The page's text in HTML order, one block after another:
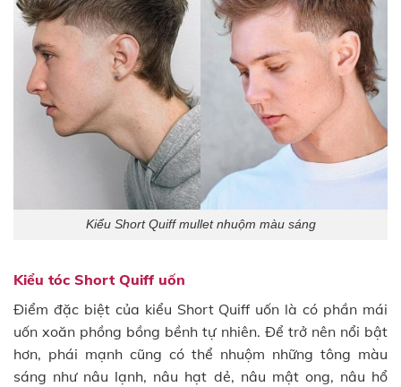
Kiểu Short Quiff mullet nhuộm màu sáng
Kiểu tóc Short Quiff uốn
Điểm đặc biệt của kiểu Short Quiff uốn là có phần mái
uốn xoăn phồng bồng bềnh tự nhiên. Để trở nên nổi bật
hơn, phái mạnh cũng có thể nhuộm những tông màu
sáng như nâu lạnh, nâu hạt dẻ, nâu mật ong, nâu hổ